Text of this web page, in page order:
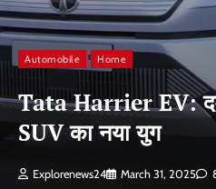
Automobile Home
Tata Harrier EV:
SUV का नया युग
Explorenews24 March 31, 2025